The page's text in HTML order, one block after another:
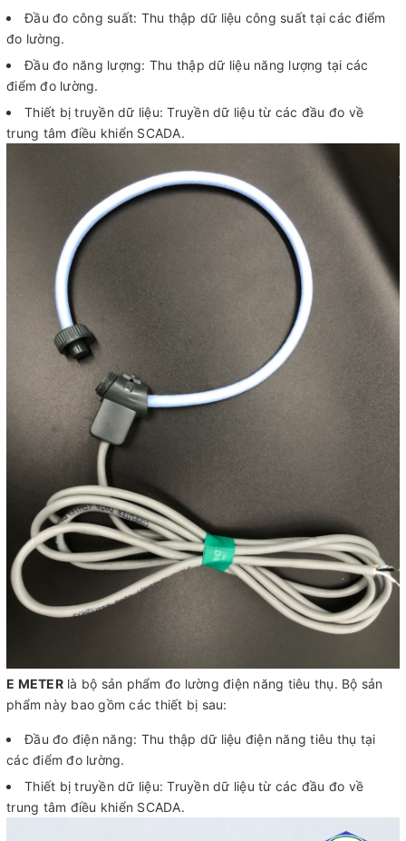
Đầu đo công suất: Thu thập dữ liệu công suất tại các điểm
đo lường.
Đầu đo năng lượng: Thu thập dữ liệu năng lượng tại các
điểm đo lường.
Thiết bị truyền dữ liệu: Truyền dữ liệu từ các đầu đo về
trung tâm điều khiển SCADA.
E METERlà bộ sản phẩm đo lường điện năng tiêu thụ. Bộ sản
phẩm này bao gồm các thiết bị sau:
Đầu đo điện năng: Thu thập dữ liệu điện năng tiêu thụ tại
các điểm đo lường.
Thiết bị truyền dữ liệu: Truyền dữ liệu từ các đầu đo về
trung tâm điều khiển SCADA.